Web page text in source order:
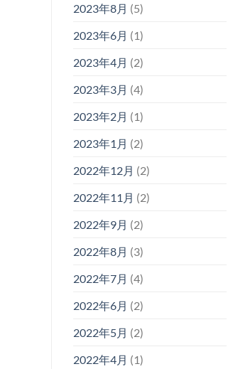
2023年8月 (5)
2023年6月 (1)
2023年4月 (2)
2023年3月 (4)
2023年2月 (1)
2023年1月 (2)
2022年12月 (2)
2022年11月 (2)
2022年9月 (2)
2022年8月 (3)
2022年7月 (4)
2022年6月 (2)
2022年5月 (2)
2022年4月 (1)